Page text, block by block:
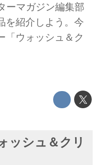
ーマガジン編集部
を紹介しよう。今
「ウォッシュ＆ク
ッシュ＆クリ